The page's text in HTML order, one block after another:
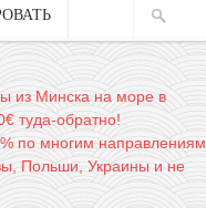
из Минска на море в
туда-обратно!
по многим направлениям
Польши, Украины и не